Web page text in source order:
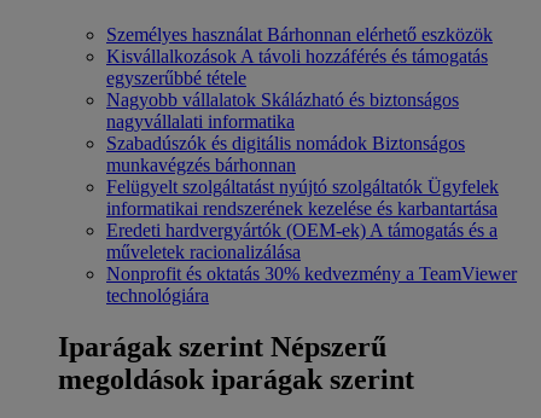
Személyes használat Bárhonnan elérhető eszközök
Kisvállalkozások A távoli hozzáférés és támogatás
egyszerűbbé tétele
Nagyobb vállalatok Skálázható és biztonságos
nagyvállalati informatika
Szabadúszók és digitális nomádok Biztonságos
munkavégzés bárhonnan
Felügyelt szolgáltatást nyújtó szolgáltatók Ügyfelek
informatikai rendszerének kezelése és karbantartása
Eredeti hardvergyártók (OEM-ek) A támogatás és a
műveletek racionalizálása
Nonprofit és oktatás 30% kedvezmény a TeamViewer
technológiára
Iparágak szerint Népszerű
megoldások iparágak szerint